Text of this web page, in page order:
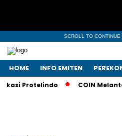
SCROLL TO CONTINUE
HOME INFO EMITEN
Protelindo COIN Melantai